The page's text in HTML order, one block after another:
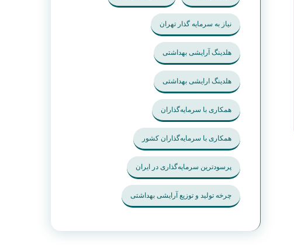
نیاز به سرمایه گذار تهران
هلدینگ آرایشی بهداشتی
هلدینگ ارایشی بهداشتی
همکاری با سرمایه‌گذاران
همکاری با سرمایه‌گذاران کشور
پرسودترین سرمایه‌گذاری در ایران
چرخه تولید و توزیع آرایشی بهداشتی